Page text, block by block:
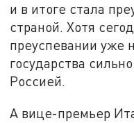
и в итоге стала
страной. Хотя
преуспевании уже
государства
Россией.
А вице-премьер